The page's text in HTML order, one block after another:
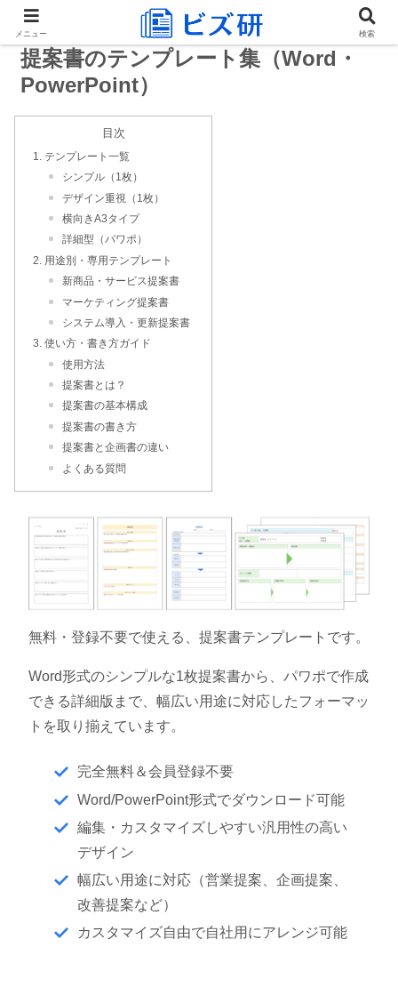
提案書のテンプレート集（Word・
PowerPoint）
目次
テンプレート一覧
シンプル（1枚）
デザイン重視（1枚）
横向きA3タイプ
詳細型（パワポ）
用途別・専用テンプレート
新商品・サービス提案書
マーケティング提案書
システム導入・更新提案書
使い方・書き方ガイド
使用方法
提案書とは？
提案書の基本構成
提案書の書き方
提案書と企画書の違い
よくある質問
無料・登録不要で使える、提案書テンプレートです。
Word形式のシンプルな1枚提案書から、パワポで作成
できる詳細版まで、幅広い用途に対応したフォーマッ
トを取り揃えています。
完全無料＆会員登録不要
Word/PowerPoint形式でダウンロード可能
編集・カスタマイズしやすい汎用性の高い
デザイン
幅広い用途に対応（営業提案、企画提案、
改善提案など）
カスタマイズ自由で自社用にアレンジ可能
メニュー 検索